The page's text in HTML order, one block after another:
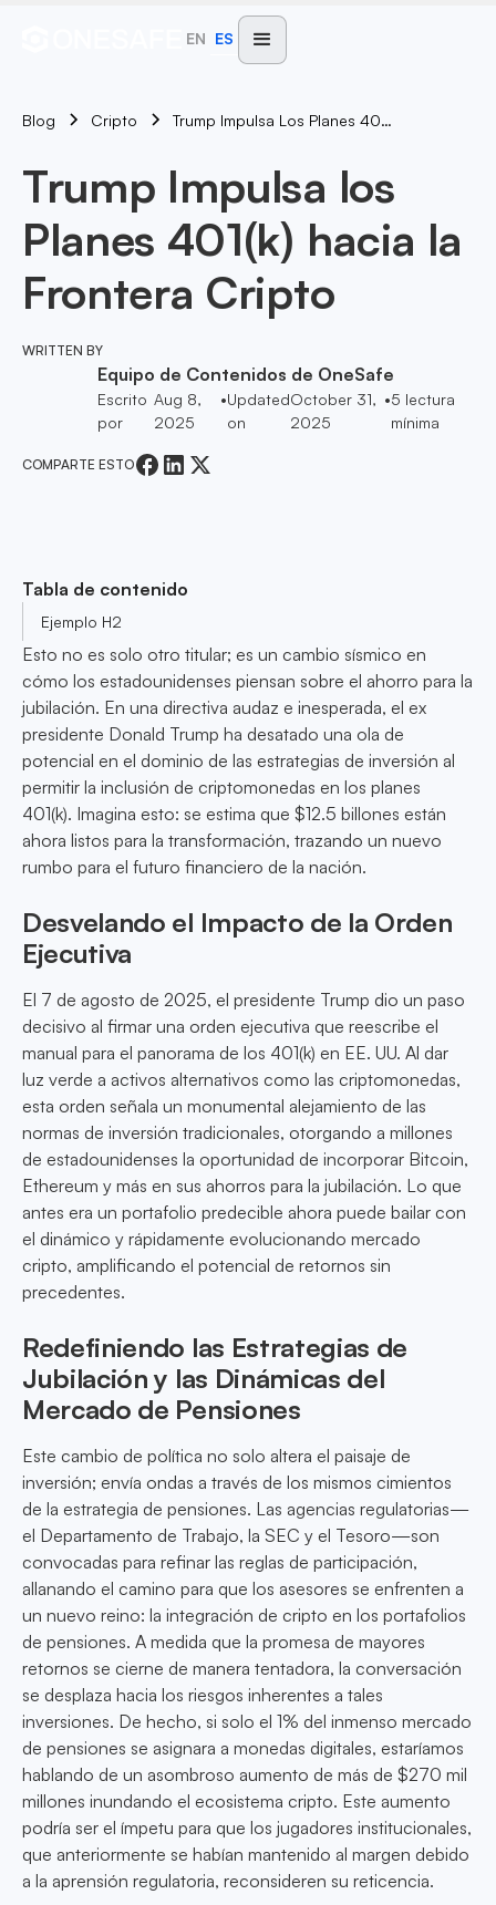
EN ES
Blog Cripto Trump Impulsa Los Planes 401(k) Hacia La Frontera Cripto
Trump Impulsa los
Planes 401(k) hacia la
Frontera Cripto
WRITTEN BY
Equipo de Contenidos de OneSafe
Escrito
por
Aug 8,
2025
•Updated
on
October 31,
2025
•5 lectura
mínima
COMPARTE ESTO
Tabla de contenido
Ejemplo H2
Esto no es solo otro titular; es un cambio sísmico en
cómo los estadounidenses piensan sobre el ahorro para la
jubilación. En una directiva audaz e inesperada, el ex
presidente Donald Trump ha desatado una ola de
potencial en el dominio de las estrategias de inversión al
permitir la inclusión de criptomonedas en los planes
401(k). Imagina esto: se estima que $12.5 billones están
ahora listos para la transformación, trazando un nuevo
rumbo para el futuro financiero de la nación.
Desvelando el Impacto de la Orden
Ejecutiva
El 7 de agosto de 2025, el presidente Trump dio un paso
decisivo al firmar una orden ejecutiva que reescribe el
manual para el panorama de los 401(k) en EE. UU. Al dar
luz verde a activos alternativos como las criptomonedas,
esta orden señala un monumental alejamiento de las
normas de inversión tradicionales, otorgando a millones
de estadounidenses la oportunidad de incorporar Bitcoin,
Ethereum y más en sus ahorros para la jubilación. Lo que
antes era un portafolio predecible ahora puede bailar con
el dinámico y rápidamente evolucionando mercado
cripto, amplificando el potencial de retornos sin
precedentes.
Redefiniendo las Estrategias de
Jubilación y las Dinámicas del
Mercado de Pensiones
Este cambio de política no solo altera el paisaje de
inversión; envía ondas a través de los mismos cimientos
de la estrategia de pensiones. Las agencias regulatorias—
el Departamento de Trabajo, la SEC y el Tesoro—son
convocadas para refinar las reglas de participación,
allanando el camino para que los asesores se enfrenten a
un nuevo reino: la integración de cripto en los portafolios
de pensiones. A medida que la promesa de mayores
retornos se cierne de manera tentadora, la conversación
se desplaza hacia los riesgos inherentes a tales
inversiones. De hecho, si solo el 1% del inmenso mercado
de pensiones se asignara a monedas digitales, estaríamos
hablando de un asombroso aumento de más de $270 mil
millones inundando el ecosistema cripto. Este aumento
podría ser el ímpetu para que los jugadores institucionales,
que anteriormente se habían mantenido al margen debido
a la aprensión regulatoria, reconsideren su reticencia.